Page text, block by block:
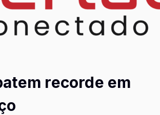
recorde em